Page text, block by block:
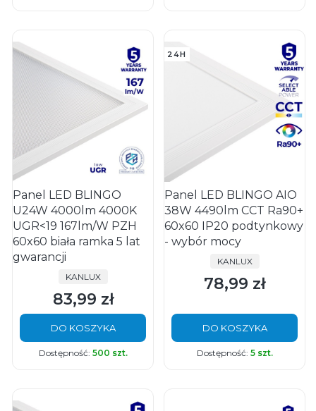
Panel LED BLINGO
U24W 4000lm 4000K
UGR<19 167lm/W PZH
60x60 biała ramka 5 lat
gwarancji
PRODUCENT
KANLUX
Cena
83,99 zł
DO KOSZYKA
Dostępność: 500 szt.
24H
Panel LED BLINGO AIO
38W 4490lm CCT Ra90+
60x60 IP20 podtynkowy
- wybór mocy
PRODUCENT
KANLUX
Cena
78,99 zł
DO KOSZYKA
Dostępność: 5 szt.